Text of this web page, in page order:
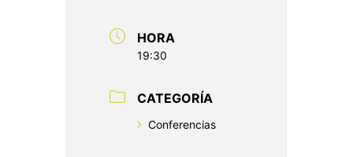
HORA
19:30
CATEGORÍA
Conferencias